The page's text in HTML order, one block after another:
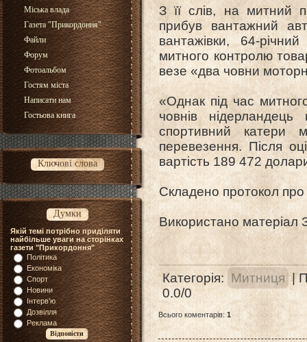
Міська влада
Газета "Прикордоння"
Файли
Форум
Фотоальбом
Гостям міста
Написати нам
Гостьова книга
Ключові слова
Думки
Якій темі потрібно приділяти
найбільше уваги на сторінках
газети "Прикордоння"
Політика
Економіка
Спорт
Новини
Інтерв'ю
Дозвілля
Реклама
З її слів, на митний
прибув вантажний
вантажівки, 64-
митного контролю
везе «два човни
«Однак під час
човнів
спортивний катери
перевезення. Після
вартість 189 472
Складено протокол
Використано матеріал
Категорія: Митниця |
0.0/0
Всього коментарів: 1